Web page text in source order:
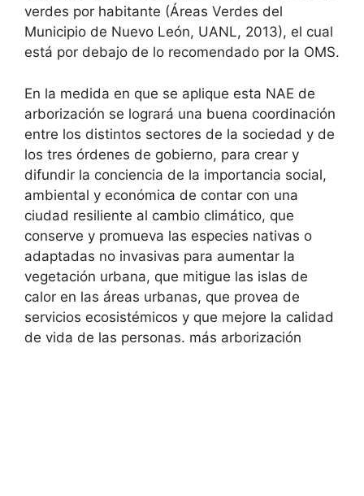
verdes por habitante (Áreas Verdes del
Municipio de Nuevo León, UANL, 2013), el cual
está por debajo de lo recomendado por la OMS.
En la medida en que se aplique esta NAE de
arborización se logrará una buena coordinación
entre los distintos sectores de la sociedad y de
los tres órdenes de gobierno, para crear y
difundir la conciencia de la importancia social,
ambiental y económica de contar con una
ciudad resiliente al cambio climático, que
conserve y promueva las especies nativas o
adaptadas no invasivas para aumentar la
vegetación urbana, que mitigue las islas de
calor en las áreas urbanas, que provea de
servicios ecosistémicos y que mejore la calidad
de vida de las personas. más arborización